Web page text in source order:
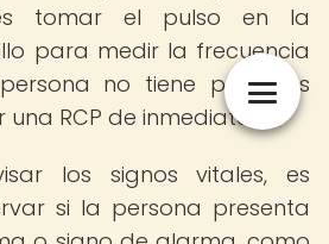
tomar el pulso en la
para medir la frecuencia
no tiene pulso, es
RCP de inmediato.
los signos vitales, es
si la persona presenta